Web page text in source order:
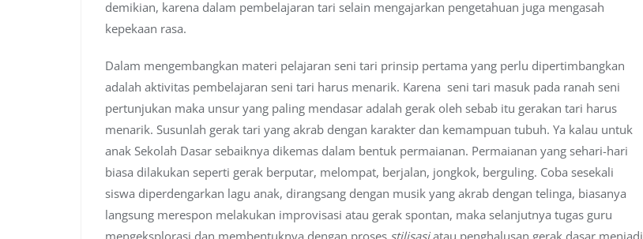
demikian, karena dalam pembelajaran tari selain mengajarkan pengetahuan juga mengasah
kepekaan rasa.
Dalam mengembangkan materi pelajaran seni tari prinsip pertama yang perlu dipertimbangkan
adalah aktivitas pembelajaran seni tari harus menarik. Karena seni tari masuk pada ranah seni
pertunjukan maka unsur yang paling mendasar adalah gerak oleh sebab itu gerakan tari harus
menarik. Susunlah gerak tari yang akrab dengan karakter dan kemampuan tubuh. Ya kalau untuk
anak Sekolah Dasar sebaiknya dikemas dalam bentuk permaianan. Permaianan yang sehari-hari
biasa dilakukan seperti gerak berputar, melompat, berjalan, jongkok, berguling. Coba sesekali
siswa diperdengarkan lagu anak, dirangsang dengan musik yang akrab dengan telinga, biasanya
langsung merespon melakukan improvisasi atau gerak spontan, maka selanjutnya tugas guru
mengeksplorasi dan membentuknya dengan proses stilisasiatau penghalusan gerak dasar menjadi